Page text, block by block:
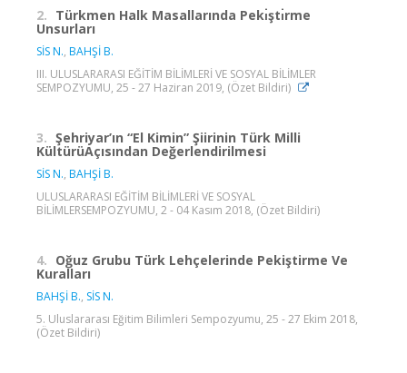
2. Türkmen Halk Masallarında Pekı̇ştı̇rme
Unsurları
SİS N., BAHŞİ B.
III. ULUSLARARASI EĞİTİM BİLİMLERİ VE SOSYAL BİLİMLER
SEMPOZYUMU, 25 - 27 Haziran 2019, (Özet Bildiri)
3. Şehriyar’ın “El Kimin” Şiirinin Türk Milli
KültürüAçısından Değerlendirilmesi
SİS N., BAHŞİ B.
ULUSLARARASI EĞİTİM BİLİMLERİ VE SOSYAL
BİLİMLERSEMPOZYUMU, 2 - 04 Kasım 2018, (Özet Bildiri)
4. Oğuz Grubu Türk Lehçelerinde Pekiştirme Ve
Kuralları
BAHŞİ B., SİS N.
5. Uluslararası Eğitim Bilimleri Sempozyumu, 25 - 27 Ekim 2018,
(Özet Bildiri)